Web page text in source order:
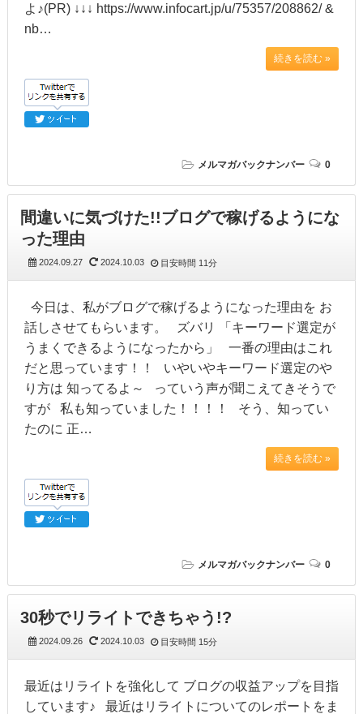
よ♪(PR) ↓↓↓ https://www.infocart.jp/u/75357/208862/ &
nb…
続きを読む »
メルマガバックナンバー 0
間違いに気づけた!!ブログで稼げるようにな
った理由
2024.09.27 2024.10.03 目安時間 11分
今日は、私がブログで稼げるようになった理由を お
話しさせてもらいます。 ズバリ 「キーワード選定が
うまくできるようになったから」 一番の理由はこれ
だと思っています！！ いやいやキーワード選定のや
り方は 知ってるよ～ っていう声が聞こえてきそうで
すが 私も知っていました！！！！ そう、知ってい
たのに 正…
続きを読む »
メルマガバックナンバー 0
30秒でリライトできちゃう!?
2024.09.26 2024.10.03 目安時間 15分
最近はリライトを強化して ブログの収益アップを目指
しています♪ 最近はリライトについてのレポートをま